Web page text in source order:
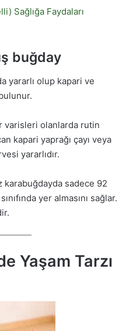
Sağlığa Faydaları
buğday
yararlı olup kapari ve
varisleri olanlarda rutin
kapari yaprağı çayı veya
yararlıdır.
karabuğdayda sadece 92
yer almasını sağlar.
Yaşam Tarzı